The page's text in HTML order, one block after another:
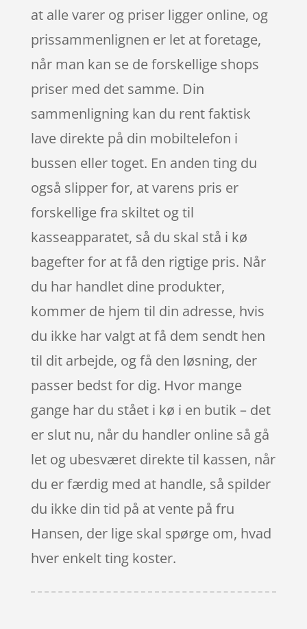
at alle varer og priser ligger online, og
prissammenlignen er let at foretage,
når man kan se de forskellige shops
priser med det samme. Din
sammenligning kan du rent faktisk
lave direkte på din mobiltelefon i
bussen eller toget. En anden ting du
også slipper for, at varens pris er
forskellige fra skiltet og til
kasseapparatet, så du skal stå i kø
bagefter for at få den rigtige pris. Når
du har handlet dine produkter,
kommer de hjem til din adresse, hvis
du ikke har valgt at få dem sendt hen
til dit arbejde, og få den løsning, der
passer bedst for dig. Hvor mange
gange har du stået i kø i en butik – det
er slut nu, når du handler online så gå
let og ubesværet direkte til kassen, når
du er færdig med at handle, så spilder
du ikke din tid på at vente på fru
Hansen, der lige skal spørge om, hvad
hver enkelt ting koster.